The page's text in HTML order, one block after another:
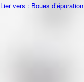
Lier vers : Boues d’épuration